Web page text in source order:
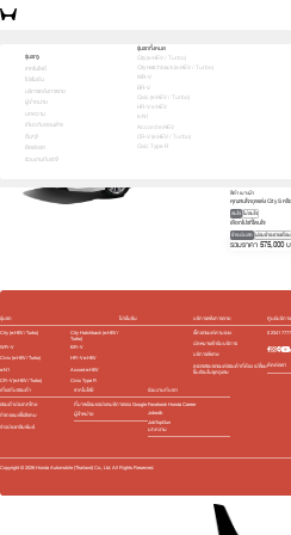
รุ่นรถ
เทคโนโลยี
โปรโมชัน
บริการหลังการขาย
ผู้จำหน่าย
บทความ
เกี่ยวกับฮอนด้า
อื่นๆ
ติดต่อเรา
ร่วมงานกับเรา
รุ่นรถทั้งหมด
City (e:HEV / Turbo)
City Hatchback (e:HEV / Turbo)
WR-V
BR-V
Civic (e:HEV / Turbo)
HR-V e:HEV
e:N1
Accord e:HEV
CR-V (e:HEV / Turbo)
Civic Type R
บอกสิ่งที่สนใจ เพื่อรับโปรตรงใจคุณ
3
สีดำ เบาะผ้า
คุณสนใจชุดแต่ง City S หรื
สนใจ ไม่สนใจ
เลือกโปรที่โดนใจ
ชำระเงินสด ผ่อนชำระรายเดือน
รวมราคา 575,000
รุ่นรถ
City (e:HEV / Turbo)
City Hatchback (e:HEV /
Turbo)
WR-V
BR-V
Civic (e:HEV / Turbo)
HR-V e:HEV
e:N1
Accord e:HEV
CR-V (e:HEV / Turbo)
Civic Type R
โปรโมชัน
บริการหลังการขาย
เช็กรถยนต์ตามระยะ
นัดหมายเข้ารับบริการ
บริการพิเศษ
ตรวจสอบรถยนต์ฮอนด้าที่ต้อง เปลี่ยน
ชิ้นส่วนในชุดถุงลม
ศูนย์บริการ
0 2341 7777
ติดต่อเรา
เกี่ยวกับฮอนด้า
ฮอนด้าประเทศไทย
กิจกรรมเพื่อสังคม
ข่าวประชาสัมพันธ์
เทคโนโลยี
ที่มาพร้อมแอปและบริการของ Google
ผู้จำหน่าย
ร่วมงานกับเรา
Facebook Honda Career
Jobsdb
JobTopGun
บทความ
Copyright ©2026Honda Automobile (Thailand) Co., Ltd. All Rights Reserved.